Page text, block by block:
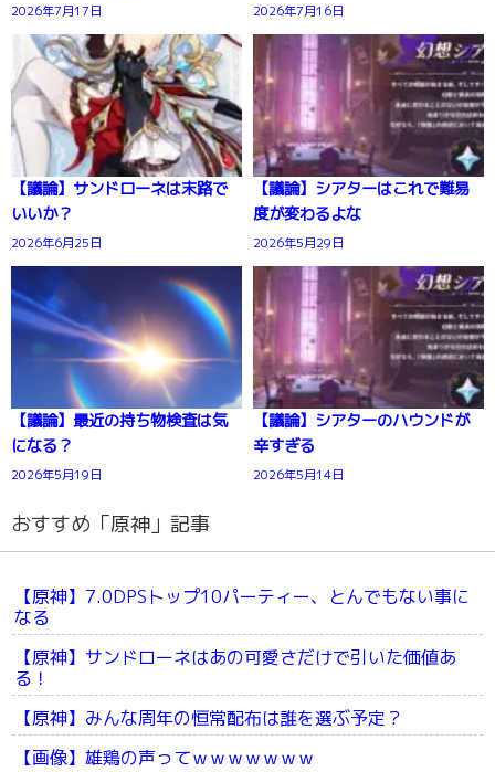
2026年7月17日 2026年7月16日
【議論】サンドローネは末路で
いいか？
2026年6月25日
【議論】シアターはこれで難易
度が変わるよな
2026年5月29日
【議論】最近の持ち物検査は気
になる？
2026年5月19日
【議論】シアターのハウンドが
辛すぎる
2026年5月14日
おすすめ「原神」記事
【原神】7.0DPSトップ10パーティー、とんでもない事に
なる
【原神】サンドローネはあの可愛さだけで引いた価値あ
る！
【原神】みんな周年の恒常配布は誰を選ぶ予定？
【画像】雄鶏の声ってｗｗｗｗｗｗｗ